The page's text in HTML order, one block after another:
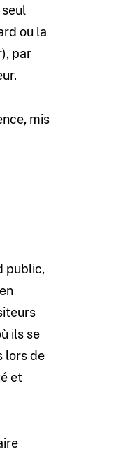
ou la
par
mis
public,
ils se
lors de
et